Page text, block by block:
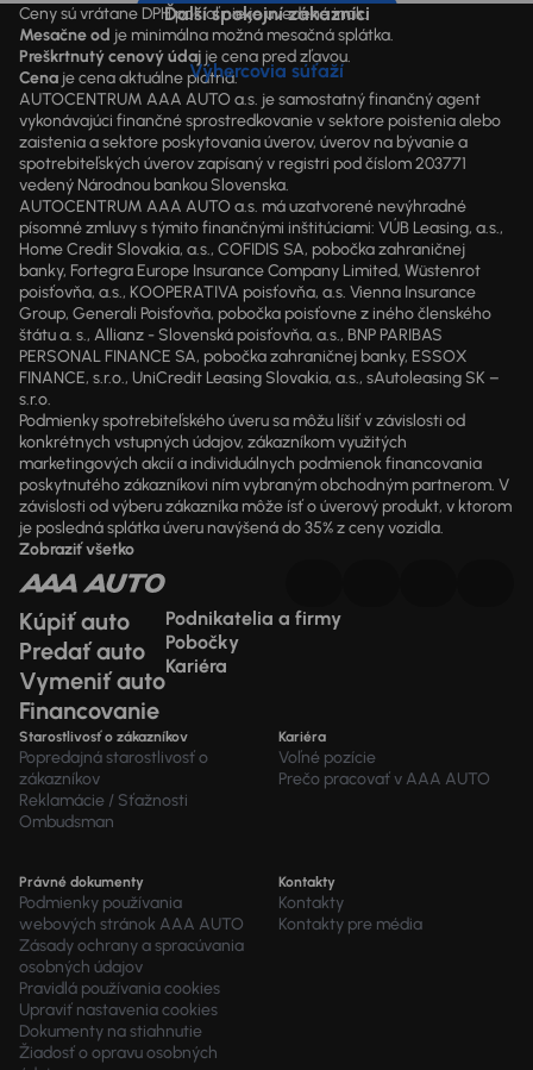
Ďalší spokojní zákazníci
Výhercovia súťaží
Ceny sú vrátane DPH pokiaľ nie je uvedené inak.
Mesačne od je minimálna možná mesačná splátka.
Preškrtnutý cenový údaj je cena pred zľavou.
Cena je cena aktuálne platná.
AUTOCENTRUM AAA AUTO a.s. je samostatný finančný agent
vykonávajúci finančné sprostredkovanie v sektore poistenia alebo
zaistenia a sektore poskytovania úverov, úverov na bývanie a
spotrebiteľských úverov zapísaný v registri pod číslom 203771
vedený Národnou bankou Slovenska.
AUTOCENTRUM AAA AUTO a.s. má uzatvorené nevýhradné
písomné zmluvy s týmito finančnými inštitúciami: VÚB Leasing, a.s.,
Home Credit Slovakia, a.s., COFIDIS SA, pobočka zahraničnej
banky, Fortegra Europe Insurance Company Limited, Wüstenrot
poisťovňa, a.s., KOOPERATIVA poisťovňa, a.s. Vienna Insurance
Group, Generali Poisťovňa, pobočka poisťovne z iného členského
štátu a. s., Allianz - Slovenská poisťovňa, a.s., BNP PARIBAS
PERSONAL FINANCE SA, pobočka zahraničnej banky, ESSOX
FINANCE, s.r.o., UniCredit Leasing Slovakia, a.s., sAutoleasing SK –
s.r.o.
Podmienky spotrebiteľského úveru sa môžu líšiť v závislosti od
konkrétnych vstupných údajov, zákazníkom využitých
marketingových akcií a individuálnych podmienok financovania
poskytnutého zákazníkovi ním vybraným obchodným partnerom. V
závislosti od výberu zákazníka môže ísť o úverový produkt, v ktorom
je posledná splátka úveru navýšená do 35% z ceny vozidla.
Zobraziť všetko
Kúpiť auto
Predať auto
Vymeniť auto
Financovanie
Podnikatelia a firmy
Pobočky
Kariéra
Starostlivosť o zákazníkov
Popredajná starostlivosť o
zákazníkov
Reklamácie / Sťažnosti
Ombudsman
Kariéra
Voľné pozície
Prečo pracovať v AAA AUTO
Právné dokumenty
Podmienky používania
webových stránok AAA AUTO
Zásady ochrany a spracúvania
osobných údajov
Pravidlá používania cookies
Upraviť nastavenia cookies
Dokumenty na stiahnutie
Žiadosť o opravu osobných
Kontakty
Kontakty
Kontakty pre média